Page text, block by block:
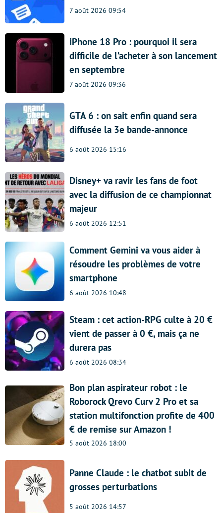
7 août 2026 09:54
iPhone 18 Pro : pourquoi il sera
difficile de l’acheter à son lancement
en septembre
7 août 2026 09:36
GTA 6 : on sait enfin quand sera
diffusée la 3e bande-annonce
6 août 2026 15:16
Disney+ va ravir les fans de foot
avec la diffusion de ce championnat
majeur
6 août 2026 12:51
Comment Gemini va vous aider à
résoudre les problèmes de votre
smartphone
6 août 2026 10:48
Steam : cet action-RPG culte à 20 €
vient de passer à 0 €, mais ça ne
durera pas
6 août 2026 08:34
Bon plan aspirateur robot : le
Roborock Qrevo Curv 2 Pro et sa
station multifonction profite de 400
€ de remise sur Amazon !
5 août 2026 18:00
Panne Claude : le chatbot subit de
grosses perturbations
5 août 2026 14:57